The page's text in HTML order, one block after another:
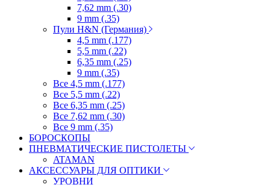
7,62 mm (.30)
9 mm (.35)
Пули H&N (Германия)
4,5 mm (.177)
5,5 mm (.22)
6,35 mm (.25)
9 mm (.35)
Все 4,5 mm (.177)
Все 5,5 mm (.22)
Все 6,35 mm (.25)
Все 7,62 mm (.30)
Все 9 mm (.35)
БОРОСКОПЫ
ПНЕВМАТИЧЕСКИЕ ПИСТОЛЕТЫ
ATAMAN
АКСЕССУАРЫ ДЛЯ ОПТИКИ
УРОВНИ